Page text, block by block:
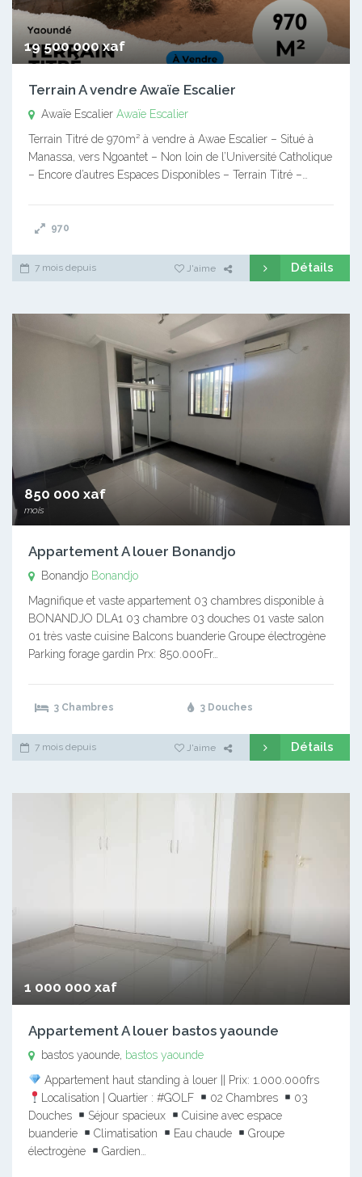
19 500 000 xaf
Terrain A vendre Awaïe Escalier
Awaïe Escalier Awaïe Escalier
Terrain Titré de 970m² à vendre à Awae Escalier – Situé à
Manassa, vers Ngoantet – Non loin de l’Université Catholique
– Encore d’autres Espaces Disponibles – Terrain Titré –…
970
7 mois depuis J'aime Détails
850 000 xaf
mois
Appartement A louer Bonandjo
Bonandjo Bonandjo
Magnifique et vaste appartement 03 chambres disponible à
BONANDJO DLA1 03 chambre 03 douches 01 vaste salon
01 très vaste cuisine Balcons buanderie Groupe électrogène
Parking forage gardin Prx: 850.000Fr…
3 Chambres 3 Douches
7 mois depuis J'aime Détails
1 000 000 xaf
Appartement A louer bastos yaounde
bastos yaounde, bastos yaounde
Appartement haut standing à louer || Prix: 1.000.000frs
Localisation | Quartier : #GOLF
02 Chambres
03
Douches
Séjour spacieux
Cuisine avec espace
buanderie
Climatisation Eau chaude
Groupe
électrogène
Gardien…